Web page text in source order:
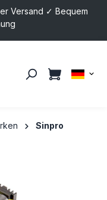
Versand ✓ Bequem
Sinpro